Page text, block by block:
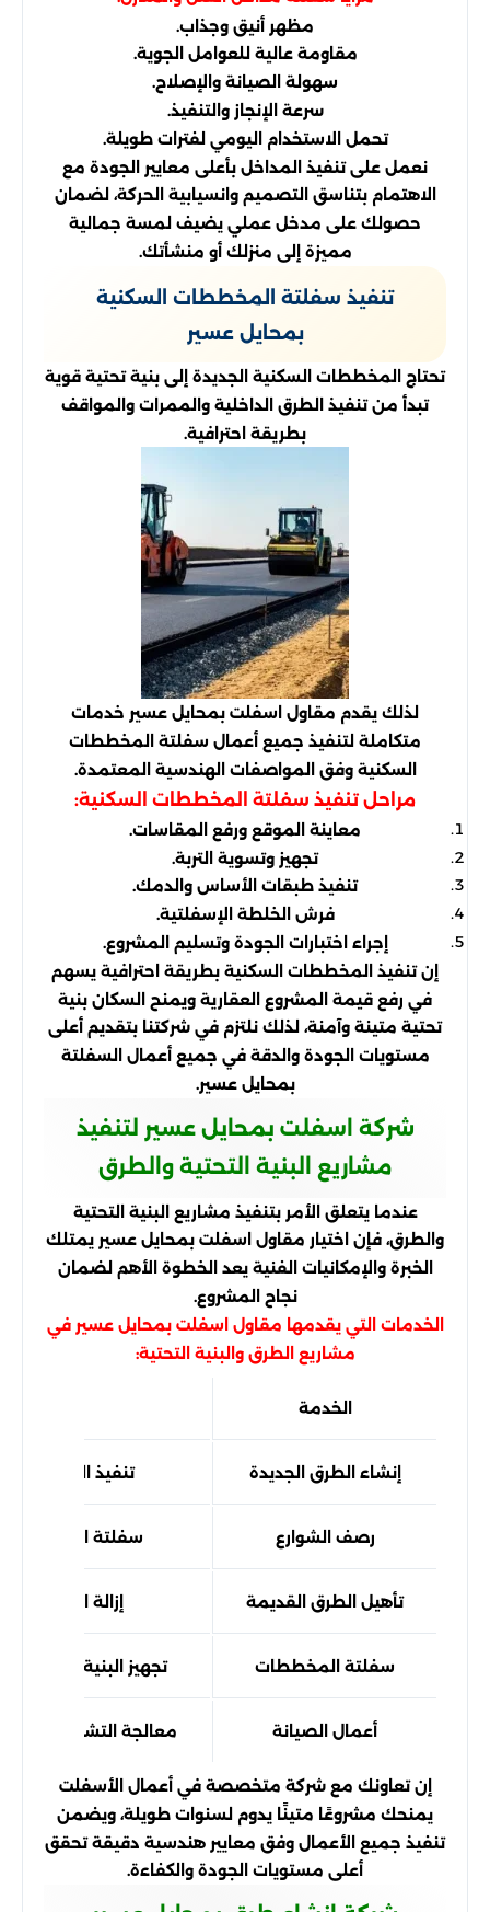
مظهر أنيق وجذاب.
مقاومة عالية للعوامل الجوية.
سهولة الصيانة والإصلاح.
سرعة الإنجاز والتنفيذ.
تحمل الاستخدام اليومي لفترات طويلة.
نعمل على تنفيذ المداخل بأعلى معايير الجودة مع
الاهتمام بتناسق التصميم وانسيابية الحركة، لضمان
حصولك على مدخل عملي يضيف لمسة جمالية
مميزة إلى منزلك أو منشأتك.
تنفيذ سفلتة المخططات السكنية
بمحايل عسير
تحتاج المخططات السكنية الجديدة إلى بنية تحتية قوية
تبدأ من تنفيذ الطرق الداخلية والممرات والمواقف
بطريقة احترافية.
لذلك يقدم مقاول اسفلت بمحايل عسير خدمات
متكاملة لتنفيذ جميع أعمال سفلتة المخططات
السكنية وفق المواصفات الهندسية المعتمدة.
مراحل تنفيذ سفلتة المخططات السكنية:
معاينة الموقع ورفع المقاسات.
تجهيز وتسوية التربة.
تنفيذ طبقات الأساس والدمك.
فرش الخلطة الإسفلتية.
إجراء اختبارات الجودة وتسليم المشروع.
إن تنفيذ المخططات السكنية بطريقة احترافية يسهم
في رفع قيمة المشروع العقارية ويمنح السكان بنية
تحتية متينة وآمنة، لذلك نلتزم في شركتنا بتقديم أعلى
مستويات الجودة والدقة في جميع أعمال السفلتة
بمحايل عسير.
شركة اسفلت بمحايل عسير لتنفيذ
مشاريع البنية التحتية والطرق
عندما يتعلق الأمر بتنفيذ مشاريع البنية التحتية
والطرق، فإن اختيار مقاول اسفلت بمحايل عسير يمتلك
الخبرة والإمكانيات الفنية يعد الخطوة الأهم لضمان
نجاح المشروع.
الخدمات التي يقدمها مقاول اسفلت بمحايل عسير في
مشاريع الطرق والبنية التحتية:
الخدمة
إنشاء الطرق الجديدة تنفيذ الطرق
رصف الشوارع سفلتة الشوارع
تأهيل الطرق القديمة إزالة التلفيات
سفلتة المخططات تجهيز البنية التحتية
أعمال الصيانة معالجة التشققات
إن تعاونك مع شركة متخصصة في أعمال الأسفلت
يمنحك مشروعًا متينًا يدوم لسنوات طويلة، ويضمن
تنفيذ جميع الأعمال وفق معايير هندسية دقيقة تحقق
أعلى مستويات الجودة والكفاءة.